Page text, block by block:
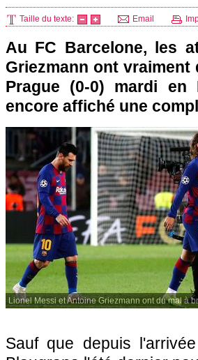
Taille du texte: Email
Au FC Barcelone, les
Griezmann ont vraiment
Prague (0-0) mardi
encore affiché une
Lionel Messi et Antoine Griezmann ont du mal à
Sauf que depuis